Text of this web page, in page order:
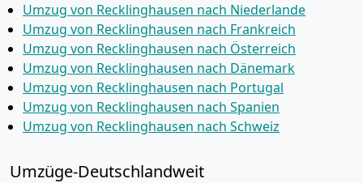
Umzug von Recklinghausen nach Niederlande
Umzug von Recklinghausen nach Frankreich
Umzug von Recklinghausen nach Österreich
Umzug von Recklinghausen nach Dänemark
Umzug von Recklinghausen nach Portugal
Umzug von Recklinghausen nach Spanien
Umzug von Recklinghausen nach Schweiz
Umzüge-Deutschlandweit